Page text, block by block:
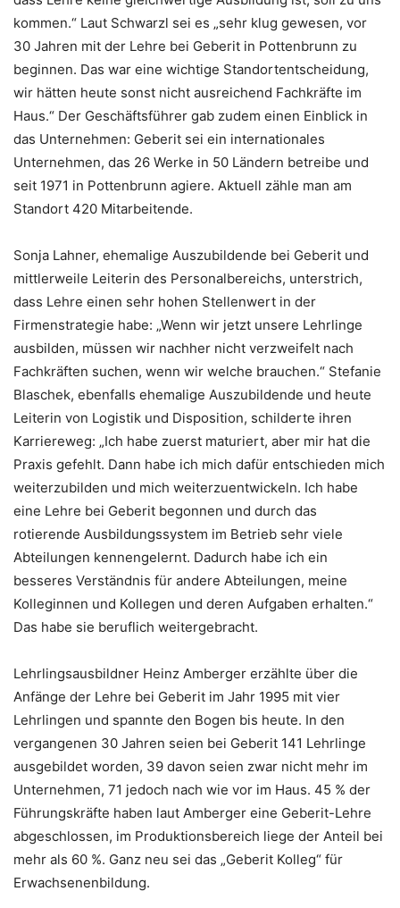
kommen.“ Laut Schwarzl sei es „sehr klug gewesen, vor
30 Jahren mit der Lehre bei Geberit in Pottenbrunn zu
beginnen. Das war eine wichtige Standortentscheidung,
wir hätten heute sonst nicht ausreichend Fachkräfte im
Haus.“ Der Geschäftsführer gab zudem einen Einblick in
das Unternehmen: Geberit sei ein internationales
Unternehmen, das 26 Werke in 50 Ländern betreibe und
seit 1971 in Pottenbrunn agiere. Aktuell zähle man am
Standort 420 Mitarbeitende.
Sonja Lahner, ehemalige Auszubildende bei Geberit und
mittlerweile Leiterin des Personalbereichs, unterstrich,
dass Lehre einen sehr hohen Stellenwert in der
Firmenstrategie habe: „Wenn wir jetzt unsere Lehrlinge
ausbilden, müssen wir nachher nicht verzweifelt nach
Fachkräften suchen, wenn wir welche brauchen.“ Stefanie
Blaschek, ebenfalls ehemalige Auszubildende und heute
Leiterin von Logistik und Disposition, schilderte ihren
Karriereweg: „Ich habe zuerst maturiert, aber mir hat die
Praxis gefehlt. Dann habe ich mich dafür entschieden mich
weiterzubilden und mich weiterzuentwickeln. Ich habe
eine Lehre bei Geberit begonnen und durch das
rotierende Ausbildungssystem im Betrieb sehr viele
Abteilungen kennengelernt. Dadurch habe ich ein
besseres Verständnis für andere Abteilungen, meine
Kolleginnen und Kollegen und deren Aufgaben erhalten.“
Das habe sie beruflich weitergebracht.
Lehrlingsausbildner Heinz Amberger erzählte über die
Anfänge der Lehre bei Geberit im Jahr 1995 mit vier
Lehrlingen und spannte den Bogen bis heute. In den
vergangenen 30 Jahren seien bei Geberit 141 Lehrlinge
ausgebildet worden, 39 davon seien zwar nicht mehr im
Unternehmen, 71 jedoch nach wie vor im Haus. 45 % der
Führungskräfte haben laut Amberger eine Geberit-Lehre
abgeschlossen, im Produktionsbereich liege der Anteil bei
mehr als 60 %. Ganz neu sei das „Geberit Kolleg“ für
Erwachsenenbildung.